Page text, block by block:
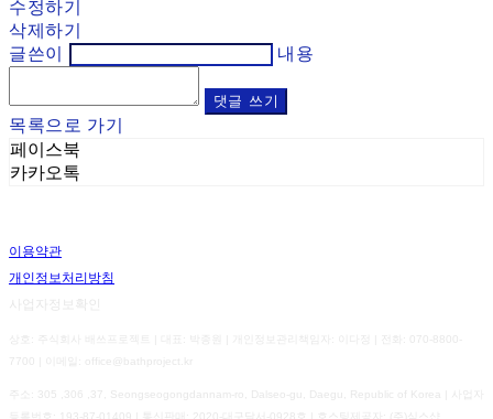
수정하기
삭제하기
글쓴이
내용
댓글 쓰기
목록으로 가기
페이스북
카카오톡
이용약관
개인정보처리방침
사업자정보확인
상호: 주식회사 배쓰프로젝트 | 대표: 박종원 | 개인정보관리책임자: 이다정 | 전화: 070-8800-
7700 | 이메일: office@bathproject.kr
주소: 305 ,306 ,37, Seongseogongdannam-ro, Dalseo-gu, Daegu, Republic of Korea | 사업자
193-87-01409 2020-대구달서-0928호 | 호스팅제공자: (주)식스샵